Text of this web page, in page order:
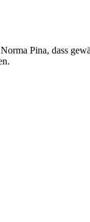
Pina, dass